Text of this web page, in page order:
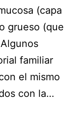
(capa
grueso (que
familiar
el mismo
con la…